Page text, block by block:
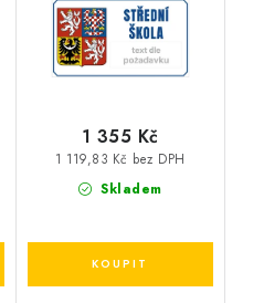
Skladem
1 119,83 Kč bez DPH
1 355 Kč